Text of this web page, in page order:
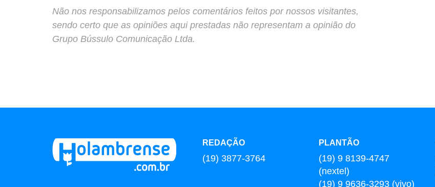
Não nos responsabilizamos pelos comentários feitos por nossos visitantes,
sendo certo que as opiniões aqui prestadas não representam a opinião do
Grupo Bússulo Comunicação Ltda.
REDAÇÃO
(19) 3877-3764
PLANTÃO
(19) 9 8139-4747
(nextel)
(19) 9 9636-3293 (vivo)